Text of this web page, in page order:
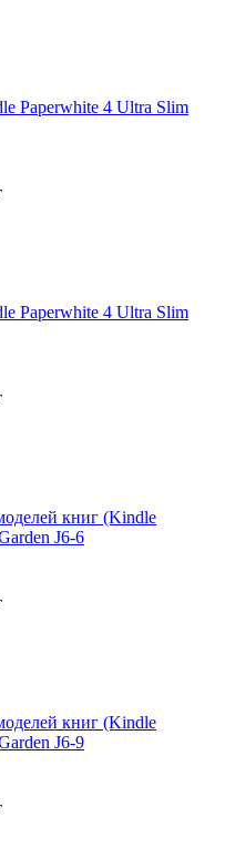
Paperwhite 4 Ultra Slim
Paperwhite 4 Ultra Slim
книг (Kindle
J6-6
книг (Kindle
J6-9